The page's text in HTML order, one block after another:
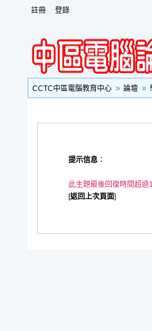
註冊 登錄
CCTC中區電腦教育中心 論壇
提示信息 ：
此主題最後回復時間超過
[返回上次頁面]